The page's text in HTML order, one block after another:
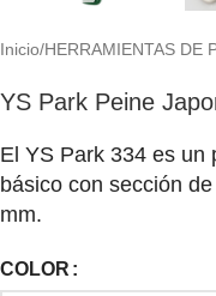
Inicio/HERRAMIENTAS DE
YS Park Peine
El YS Park 334 es un
básico con sección
mm.
COLOR